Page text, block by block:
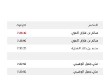
المضمر
التوقيت
سالم بن فاران المري
7:25:49
سالم بن فاران المري
7:28:92
محمد بن خالد العطية 7:30:25
علي جميل الوهيبي
7:27:63
علي جميل الوهيبي
7:29:52